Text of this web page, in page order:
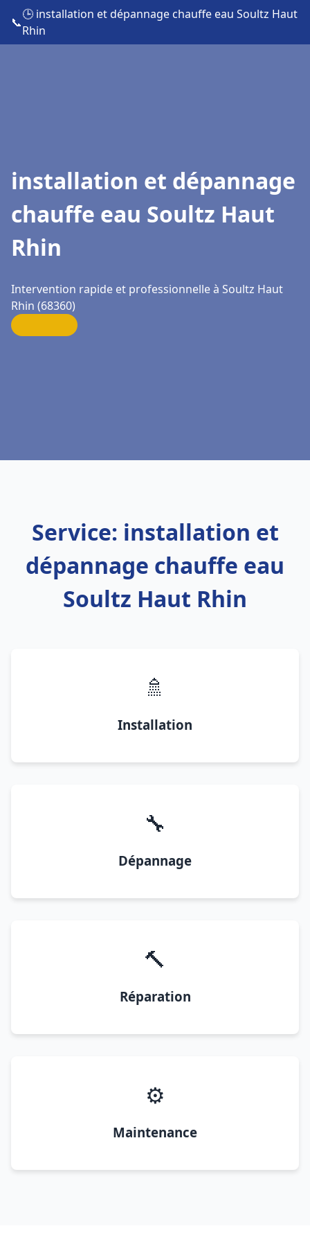
📞
🕒 installation et dépannage chauffe eau Soultz Haut
Rhin
installation et dépannage
chauffe eau Soultz Haut
Rhin
Intervention rapide et professionnelle à Soultz Haut
Rhin (68360)
Service: installation et
dépannage chauffe eau
Soultz Haut Rhin
🚿
Installation
🔧
Dépannage
🔨
Réparation
⚙️
Maintenance